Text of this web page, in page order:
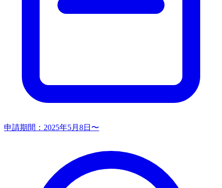
申請期間： 2025年5月8日〜